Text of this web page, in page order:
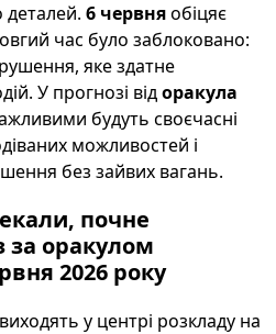
6 червняобіцяє
час було заблоковано:
яке здатне
У прогнозі відоракула
будуть своєчасні
можливостей і
без зайвих вагань.
почне
за оракулом
2026 року
у центрі розкладу на